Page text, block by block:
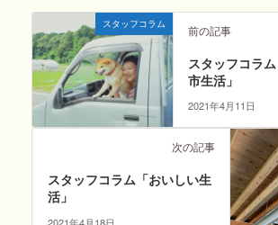
スタッフコラム 前の記事
スタッフコラ
市生活」
2021年4月11日
次の記事
スタッフコラム「おいしい生
活」
2021年4月18日